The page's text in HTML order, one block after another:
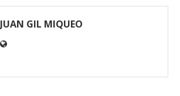
JUAN GIL MIQUEO